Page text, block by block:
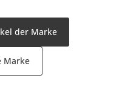
der Marke
Marke